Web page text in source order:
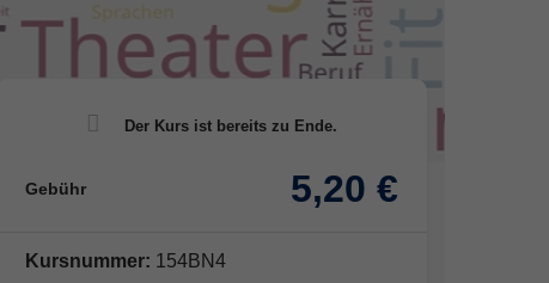
Gebühr 5,20 €
Kursnummer: 154BN4